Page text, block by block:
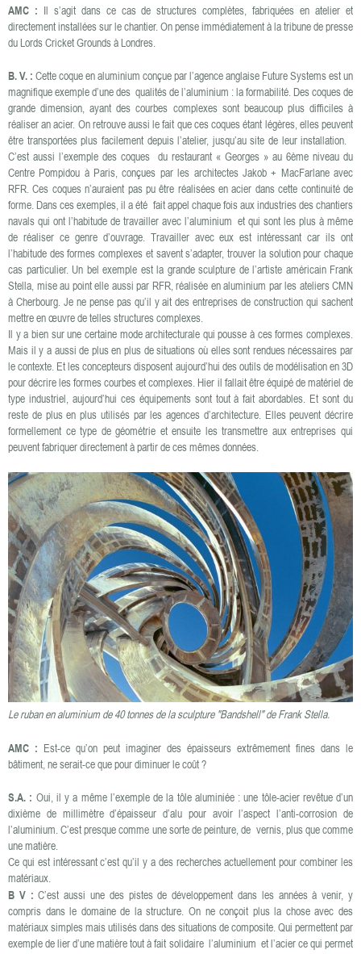
AMC : Il s’agit dans ce cas de structures complètes, fabriquées en atelier et
directement installées sur le chantier. On pense immédiatement à la tribune de presse
du Lords Cricket Grounds à Londres.
B. V. : Cette coque en aluminium conçue par l’agence anglaise Future Systems est un
magnifique exemple d’une des qualités de l’aluminium : la formabilité. Des coques de
grande dimension, ayant des courbes complexes sont beaucoup plus difficiles à
réaliser an acier. On retrouve aussi le fait que ces coques étant légères, elles peuvent
être transportées plus facilement depuis l’atelier, jusqu’au site de leur installation.
C’est aussi l’exemple des coques du restaurant « Georges » au 6ème niveau du
Centre Pompidou à Paris, conçues par les architectes Jakob + MacFarlane avec
RFR. Ces coques n’auraient pas pu être réalisées en acier dans cette continuité de
forme. Dans ces exemples, il a été fait appel chaque fois aux industries des chantiers
navals qui ont l’habitude de travailler avec l’aluminium et qui sont les plus à même
de réaliser ce genre d’ouvrage. Travailler avec eux est intéressant car ils ont
l’habitude des formes complexes et savent s’adapter, trouver la solution pour chaque
cas particulier. Un bel exemple est la grande sculpture de l’artiste américain Frank
Stella, mise au point elle aussi par RFR, réalisée en aluminium par les ateliers CMN
à Cherbourg. Je ne pense pas qu’il y ait des entreprises de construction qui sachent
mettre en œuvre de telles structures complexes.
Il y a bien sur une certaine mode architecturale qui pousse à ces formes complexes.
Mais il y a aussi de plus en plus de situations où elles sont rendues nécessaires par
le contexte. Et les concepteurs disposent aujourd’hui des outils de modélisation en 3D
pour décrire les formes courbes et complexes. Hier il fallait être équipé de matériel de
type industriel, aujourd’hui ces équipements sont tout à fait abordables. Et sont du
reste de plus en plus utilisés par les agences d’architecture. Elles peuvent décrire
formellement ce type de géométrie et ensuite les transmettre aux entreprises qui
peuvent fabriquer directement à partir de ces mêmes données.
Le ruban en aluminium de 40 tonnes de la sculpture "Bandshell" de Frank Stella.
AMC : Est-ce qu’on peut imaginer des épaisseurs extrêmement fines dans le
bâtiment, ne serait-ce que pour diminuer le coût ?
S.A. : Oui, il y a même l’exemple de la tôle aluminiée : une tôle-acier revêtue d’un
dixième de millimètre d’épaisseur d’alu pour avoir l’aspect l’anti-corrosion de
l’aluminium. C’est presque comme une sorte de peinture, de vernis, plus que comme
une matière.
Ce qui est intéressant c’est qu’il y a des recherches actuellement pour combiner les
matériaux.
B V : C’est aussi une des pistes de développement dans les années à venir, y
compris dans le domaine de la structure. On ne conçoit plus la chose avec des
matériaux simples mais utilisés dans des situations de composite. Qui permettent par
exemple de lier d’une matière tout à fait solidaire l’aluminium et l’acier ce qui permet